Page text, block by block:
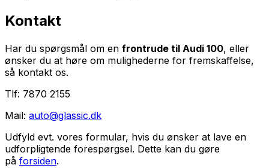
Kontakt
Har du spørgsmål om en frontrude til Audi 100, eller
ønsker du at høre om mulighederne for fremskaffelse,
så kontakt os.
Tlf: 7870 2155
Mail: auto@glassic.dk
Udfyld evt. vores formular, hvis du ønsker at lave en
udforpligtende forespørgsel. Dette kan du gøre
på forsiden.